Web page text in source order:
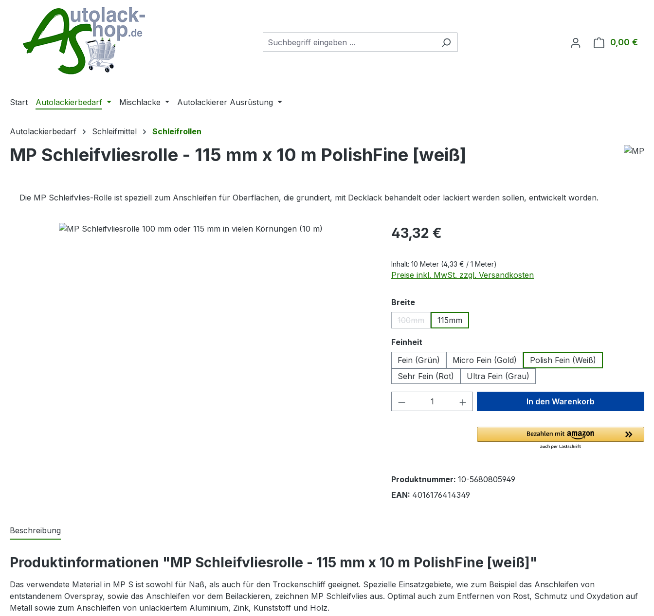
Hauptinhalt springen
Zur Suche springen
Zur Hauptnavigation springen
0,00 €
Start Autolackierbedarf Mischlacke Autolackierer Ausrüstung
Autolackierbedarf Schleifmittel Schleifrollen
MP Schleifvliesrolle - 115 mm x 10 m PolishFine [weiß]
Die MP Schleifvlies-Rolle ist speziell zum Anschleifen für Oberflächen, die grundiert, mit Decklack behandelt oder lackiert werden sollen, entwickelt worden.
Bildergalerie überspringen Regulärer Preis:
43,32 €
Inhalt: 10 Meter (4,33 € / 1 Meter)
Preise inkl. MwSt. zzgl. Versandkosten
Breiteauswählen
100mm
(Diese Option ist zurzeit nicht verfügbar.)
115mm
Feinheit
Fein (Grün)
Micro Fein (Gold)
Polish Fein (Weiß)
Sehr Fein (Rot)
Ultra Fein (Grau)
Produkt Anzahl: Gib den gewünschten Wert
In den Warenkorb
Produktnummer: 10-5680805949
EAN: 4016176414349
Beschreibung
Produktinformationen "MP Schleifvliesrolle - 115 mm x 10 m PolishFine [weiß]"
Das verwendete Material in MP S ist sowohl für Naß, als auch für den Trockenschliff geeignet. Spezielle Einsatzgebiete, wie zum Beispiel das Anschleifen von
entstandenem Overspray, sowie das Anschleifen vor dem Beilackieren, zeichnen MP Schleifvlies aus. Optimal auch zum Entfernen von Rost, Schmutz und Oxydation auf
Metall sowie zum Anschleifen von unlackiertem Aluminium, Zink, Kunststoff und Holz.